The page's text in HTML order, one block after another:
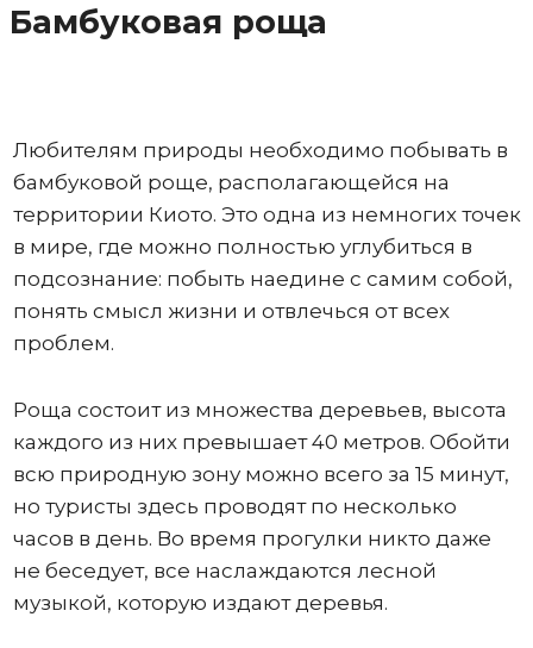
Бамбуковая роща
Любителям природы необходимо побывать в
бамбуковой роще, располагающейся на
территории Киото. Это одна из немногих точек
в мире, где можно полностью углубиться в
подсознание: побыть наедине с самим собой,
понять смысл жизни и отвлечься от всех
проблем.
Роща состоит из множества деревьев, высота
каждого из них превышает 40 метров. Обойти
всю природную зону можно всего за 15 минут,
но туристы здесь проводят по несколько
часов в день. Во время прогулки никто даже
не беседует, все наслаждаются лесной
музыкой, которую издают деревья.